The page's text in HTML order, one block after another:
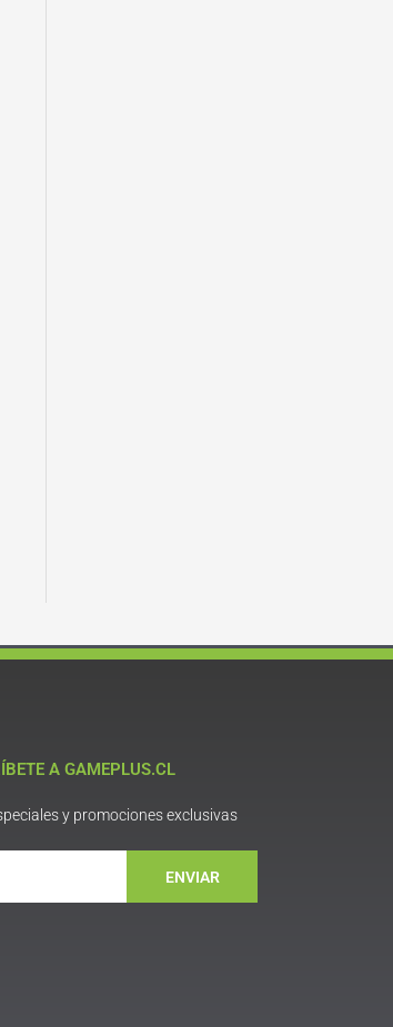
A GAMEPLUS.CL
y promociones exclusivas
ENVIAR